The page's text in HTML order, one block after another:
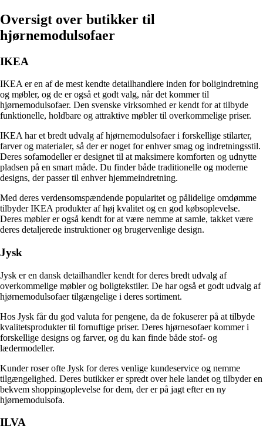
Oversigt over butikker til
hjørnemodulsofaer
IKEA
IKEA er en af ​​de mest kendte detailhandlere inden for boligindretning
og møbler, og de er også et godt valg, når det kommer til
hjørnemodulsofaer. Den svenske virksomhed er kendt for at tilbyde
funktionelle, holdbare og attraktive møbler til overkommelige priser.
IKEA har et bredt udvalg af hjørnemodulsofaer i forskellige stilarter,
farver og materialer, så der er noget for enhver smag og indretningsstil.
Deres sofamodeller er designet til at maksimere komforten og udnytte
pladsen på en smart måde. Du finder både traditionelle og moderne
designs, der passer til enhver hjemmeindretning.
Med deres verdensomspændende popularitet og pålidelige omdømme
tilbyder IKEA produkter af høj kvalitet og en god købsoplevelse.
Deres møbler er også kendt for at være nemme at samle, takket være
deres detaljerede instruktioner og brugervenlige design.
Jysk
Jysk er en dansk detailhandler kendt for deres bredt udvalg af
overkommelige møbler og boligtekstiler. De har også et godt udvalg af
hjørnemodulsofaer tilgængelige i deres sortiment.
Hos Jysk får du god valuta for pengene, da de fokuserer på at tilbyde
kvalitetsprodukter til fornuftige priser. Deres hjørnesofaer kommer i
forskellige designs og farver, og du kan finde både stof- og
lædermodeller.
Kunder roser ofte Jysk for deres venlige kundeservice og nemme
tilgængelighed. Deres butikker er spredt over hele landet og tilbyder en
bekvem shoppingoplevelse for dem, der er på jagt efter en ny
hjørnemodulsofa.
ILVA